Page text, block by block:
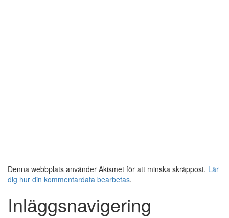
Denna webbplats använder Akismet för att minska skräppost. Lär
dig hur din kommentardata bearbetas.
Inläggsnavigering